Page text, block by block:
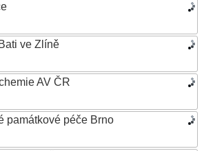
ve Zlíně
AV ČR
památkové péče Brno